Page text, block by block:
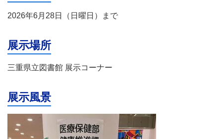
2026年6月28日（日曜日）まで
展示場所
三重県立図書館 展示コーナー
展示風景